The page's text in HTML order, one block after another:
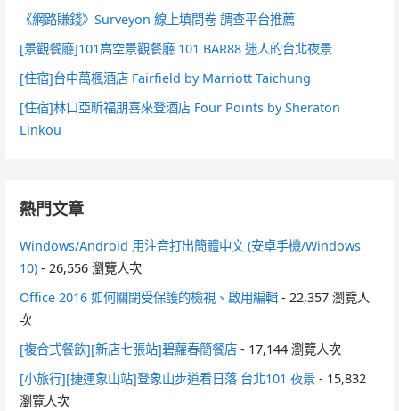
《網路賺錢》Surveyon 線上填問卷 調查平台推薦
[景觀餐廳]101高空景觀餐廳 101 BAR88 迷人的台北夜景
[住宿]台中萬楓酒店 Fairfield by Marriott Taichung
[住宿]林口亞昕福朋喜來登酒店 Four Points by Sheraton
Linkou
熱門文章
Windows/Android 用注音打出簡體中文 (安卓手機/Windows
10) - 26,556 瀏覽人次
Office 2016 如何關閉受保護的檢視、啟用編輯 - 22,357 瀏覽人
次
[複合式餐飲][新店七張站]碧蘿春簡餐店 - 17,144 瀏覽人次
[小旅行][捷運象山站]登象山步道看日落 台北101 夜景 - 15,832
瀏覽人次